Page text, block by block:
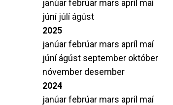
Leiðbeiningar varðandi próf
Stöðumat í tungumálum
Beiðni um aðgang að prófum
Upplýsingar um lokapróf á Duggu
janúarfebrúar mars apríl maí
júní júlíágúst
2025
janúarfebrúar mars apríl maí
júníágúst september október
nóvember desember
2024
janúarfebrúar mars apríl maí